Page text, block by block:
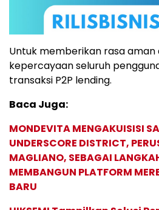
Untuk memberikan rasa aman
kepercayaan seluruh
transaksi P2P lending.
Baca Juga:
MONDEVITA MENGAKUISISI
UNDERSCORE DISTRICT,
MAGLIANO, SEBAGAI
MEMBANGUN PLATFORM
BARU